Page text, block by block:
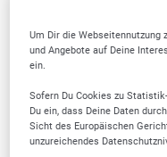
SELLWERK
Um Dir die Webseitennutzung
und Angebote auf Deine
ein.
Sofern Du Cookies zu
Du ein, dass Deine Daten
Sicht des Europäischen
unzureichendes